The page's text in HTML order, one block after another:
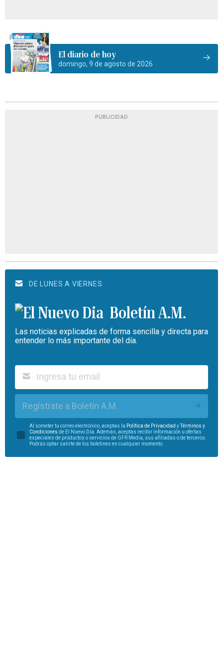
El diario de hoy
domingo, 9 de agosto de 2026
PUBLICIDAD
DE LUNES A VIERNES
Boletín A.M.
Las noticias explicadas de forma sencilla y directa para
entender lo más importante del día.
Regístrate a Boletín A.M.
Al someter tu correo electrónico, aceptas la Política de Privacidad yTérminos y
Condiciones de El Nuevo Día. Además, aceptas recibir información u ofertas
especiales de productos o servicios de GFR Media, sus afiliadas o de terceros.
Podrás optar salirte de los boletines en cualquier momento.